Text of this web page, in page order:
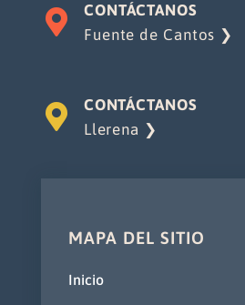

CONTÁCTANOS
Fuente de Cantos ❯

CONTÁCTANOS
Llerena ❯
MAPA DEL SITIO
Inicio